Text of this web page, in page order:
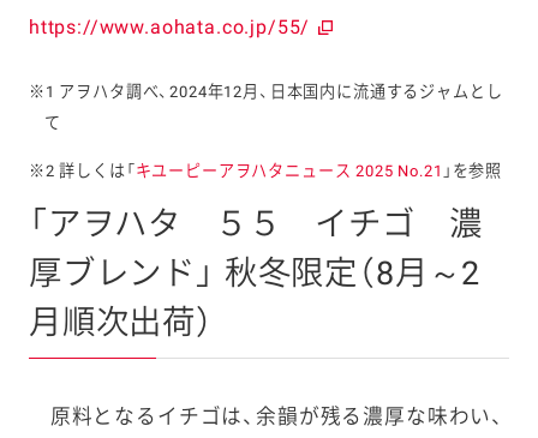
https://www.aohata.co.jp/55/
※1 アヲハタ調べ、2024年12月、日本国内に流通するジャムとし
て
※2 詳しくは「 キユーピーアヲハタニュース 2025 No.21 」を参照
「アヲハタ ５５ イチゴ 濃
厚ブレンド」 秋冬限定（8月～2
月順次出荷）
原料となるイチゴは、余韻が残る濃厚な味わい、